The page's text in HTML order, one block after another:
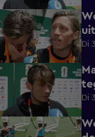
3:49
Di
3:26
Di
2:58